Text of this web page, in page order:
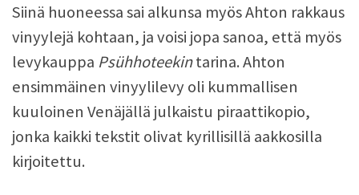
Siinä huoneessa sai alkunsa myös Ahton rakkaus
vinyylejä kohtaan, ja voisi jopa sanoa, että myös
levykauppa Psühhoteekintarina. Ahton
ensimmäinen vinyylilevy oli kummallisen
kuuloinen Venäjällä julkaistu piraattikopio,
jonka kaikki tekstit olivat kyrillisillä aakkosilla
kirjoitettu.